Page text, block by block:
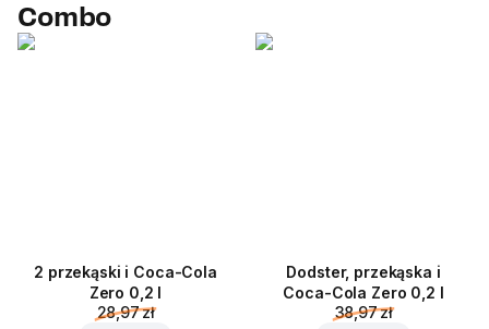
Сombo
2 przekąski i Coca-Cola
Zero 0,2 l
28,97 zł
Dodster, przekąska i
Coca-Cola Zero 0,2 l
38,97 zł